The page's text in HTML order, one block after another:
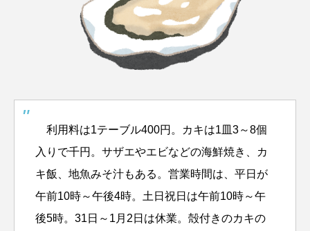
利用料は1テーブル400円。カキは1皿3～8個
入りで千円。サザエやエビなどの海鮮焼き、カ
キ飯、地魚みそ汁もある。営業時間は、平日が
午前10時～午後4時。土日祝日は午前10時～午
後5時。31日～1月2日は休業。殻付きのカキの